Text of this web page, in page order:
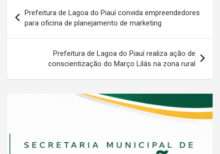
de
Post
Prefeitura de Lagoa do Piauí convida empreendedores
para oficina de planejamento de marketing
Prefeitura de Lagoa do Piauí realiza ação de
conscientização do Março Lilás na zona rural